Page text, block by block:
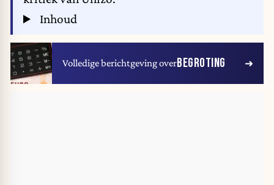
Inhoud
Volledige berichtgeving overBEGROTING